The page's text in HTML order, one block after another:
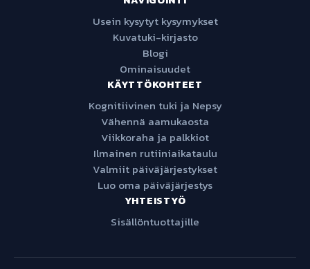
Usein kysytyt kysymykset
Kuvatuki-kirjasto
Blogi
Ominaisuudet
KÄYTTÖKOHTEET
Kognitiivinen tuki ja Nepsy
Vähennä aamukaosta
Viikkoraha ja palkkiot
Ilmainen rutiiniaikataulu
Valmiit päiväjärjestykset
Luo oma päiväjärjestys
YHTEISTYÖ
Sisällöntuottajille